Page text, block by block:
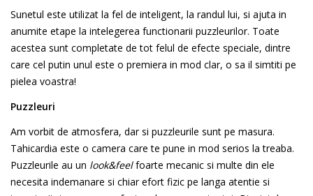
Sunetul este utilizat la fel de inteligent, la randul lui, si ajuta in
anumite etape la intelegerea functionarii puzzleurilor. Toate
acestea sunt completate de tot felul de efecte speciale, dintre
care cel putin unul este o premiera in mod clar, o sa il simtiti pe
pielea voastra!
Puzzleuri
Am vorbit de atmosfera, dar si puzzleurile sunt pe masura.
Tahicardia este o camera care te pune in mod serios la treaba.
Puzzleurile au un look&feelfoarte mecanic si multe din ele
necesita indemanare si chiar efort fizic pe langa atentie si